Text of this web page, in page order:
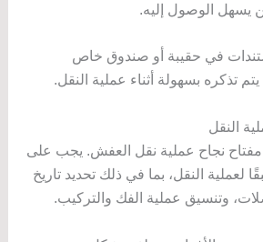
يسهل الوصول إليه.
في حقيبة أو صندوق خاص
تذكره بسهولة أثناء عملية النقل.
النقل
نجاح عملية نقل العفش. يجب على
لعملية النقل، بما في ذلك تحديد تاريخ
وتنسيق عملية الفك والتركيب.